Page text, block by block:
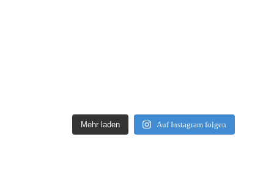
Mehr laden Auf Instagram folgen